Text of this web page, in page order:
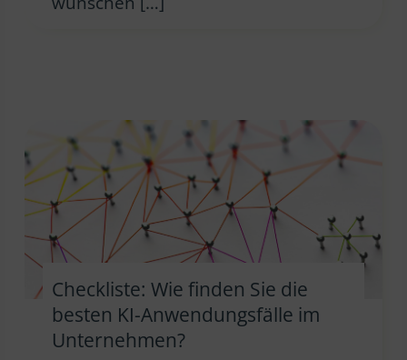
Checkliste: Wie finden Sie die
besten KI-Anwendungsfälle im
Unternehmen?